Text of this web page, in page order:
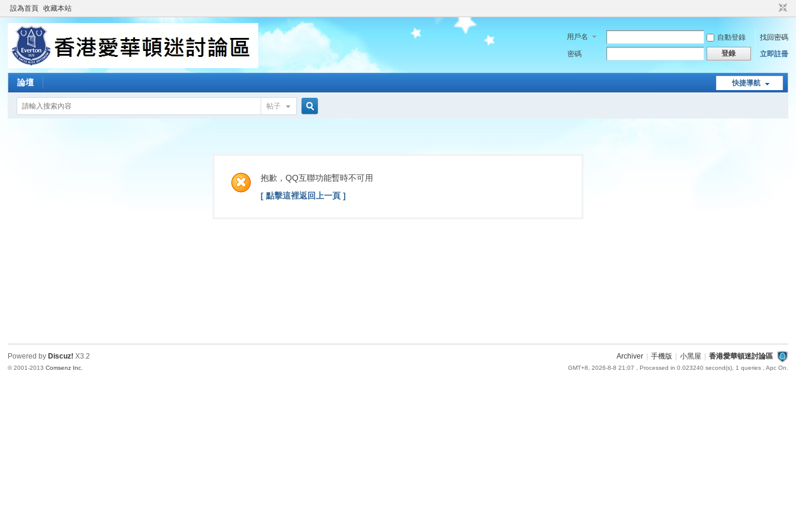
設為首頁 收藏本站
用戶名 自動登錄
找回密碼
密碼
登錄 立即註冊
快捷導航
論壇
帖子
索
抱歉，QQ互聯功能暫時不可用
[ 點擊這裡返回上一頁 ]
Archiver 手機版 小黑屋 香港愛華頓迷討論區
GMT+8, 2026-8-8 21:07 , Processed in 0.023240 second(s), 1 queries , Apc On.
Powered by Discuz! X3.2
© 2001-2013Comsenz Inc.